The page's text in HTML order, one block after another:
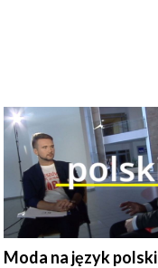
Moda na język polski